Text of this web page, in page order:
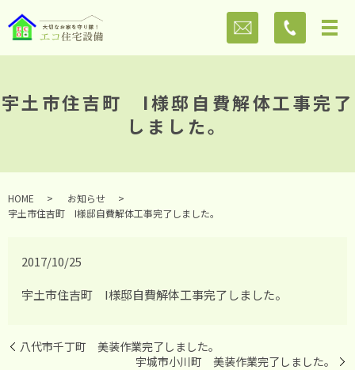
宇土市住吉町 I様邸自費解体工事完了
しました。
HOME
お知らせ
宇土市住吉町 I様邸自費解体工事完了しました。
2017/10/25
宇土市住吉町 I様邸自費解体工事完了しました。
八代市千丁町 美装作業完了しました。
宇城市小川町 美装作業完了しました。